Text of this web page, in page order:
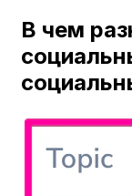
В чем